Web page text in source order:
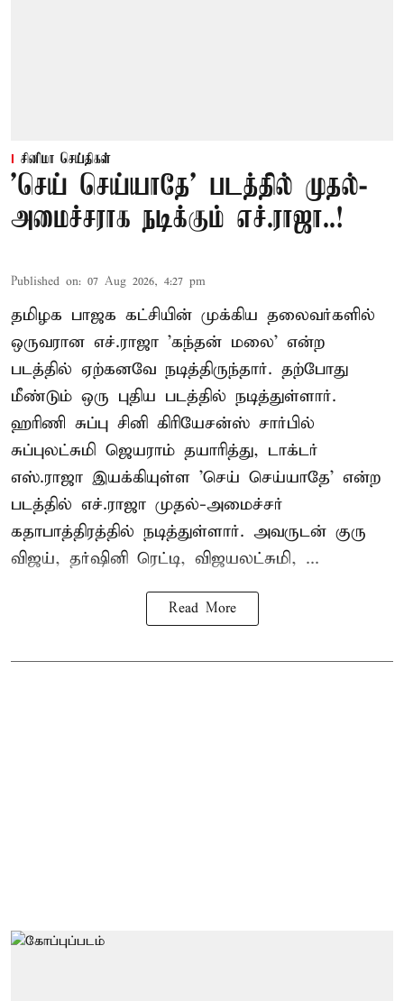
சினிமா செய்திகள்
'செய் செய்யாதே' படத்தில் முதல்-
அமைச்சராக நடிக்கும் எச்.ராஜா..!
Published on: 07 Aug 2026, 4:27 pm
தமிழக பாஜக கட்சியின் முக்கிய தலைவர்களில்
ஒருவரான எச்.ராஜா 'கந்தன் மலை' என்ற
படத்தில் ஏற்கனவே நடித்திருந்தார். தற்போது
மீண்டும் ஒரு புதிய படத்தில் நடித்துள்ளார்.
ஹரிணி சுப்பு சினி கிரியேசன்ஸ் சார்பில்
சுப்புலட்சுமி ஜெயராம் தயாரித்து, டாக்டர்
எஸ்.ராஜா இயக்கியுள்ள 'செய் செய்யாதே' என்ற
படத்தில் எச்.ராஜா முதல்-அமைச்சர்
கதாபாத்திரத்தில் நடித்துள்ளார். அவருடன் குரு
விஜய், தர்ஷினி ரெட்டி, விஜயலட்சுமி, ...
Read More